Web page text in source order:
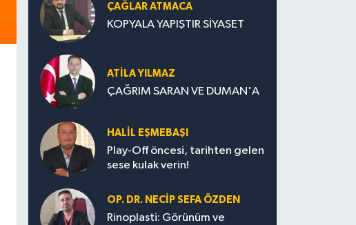
ÇAĞLAR ATMACA
KOPYALA YAPIŞTIR SİYASET
ATILA YILMAZ
ÇAĞRIM SARAN VE DUMAN'A
HALIL EŞMEBAŞI
Play-Off öncesi, tarihten gelen
sese kulak verin!
OP. DR. NECIP SEFA ÖZDEN
Rinoplasti: Görünüm ve